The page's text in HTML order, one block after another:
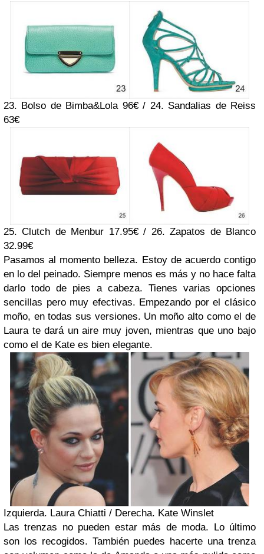
23. Bolso de Bimba&Lola 96€ / 24. Sandalias de Reiss
63€
25. Clutch de Menbur 17.95€ / 26. Zapatos de Blanco
32.99€
Pasamos al momento belleza. Estoy de acuerdo contigo
en lo del peinado. Siempre menos es más y no hace falta
darlo todo de pies a cabeza. Tienes varias opciones
sencillas pero muy efectivas. Empezando por el clásico
moño, en todas sus versiones. Un moño alto como el de
Laura te dará un aire muy joven, mientras que uno bajo
como el de Kate es bien elegante.
Izquierda. Laura Chiatti / Derecha. Kate Winslet
Las trenzas no pueden estar más de moda. Lo último
son los recogidos. También puedes hacerte una trenza